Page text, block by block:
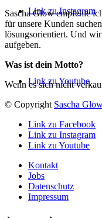
Link zu Instagram
Link zu Youtube
Sascha Glow empfehle
für unsere Kunden
lösungsorientiert. Und
aufgeben.
Was ist dein Motto?
Wenn es sich nicht
© Copyright Sascha
Link zu Facebook
Link zu Instagram
Link zu Youtube
Kontakt
Jobs
Datenschutz
Impressum